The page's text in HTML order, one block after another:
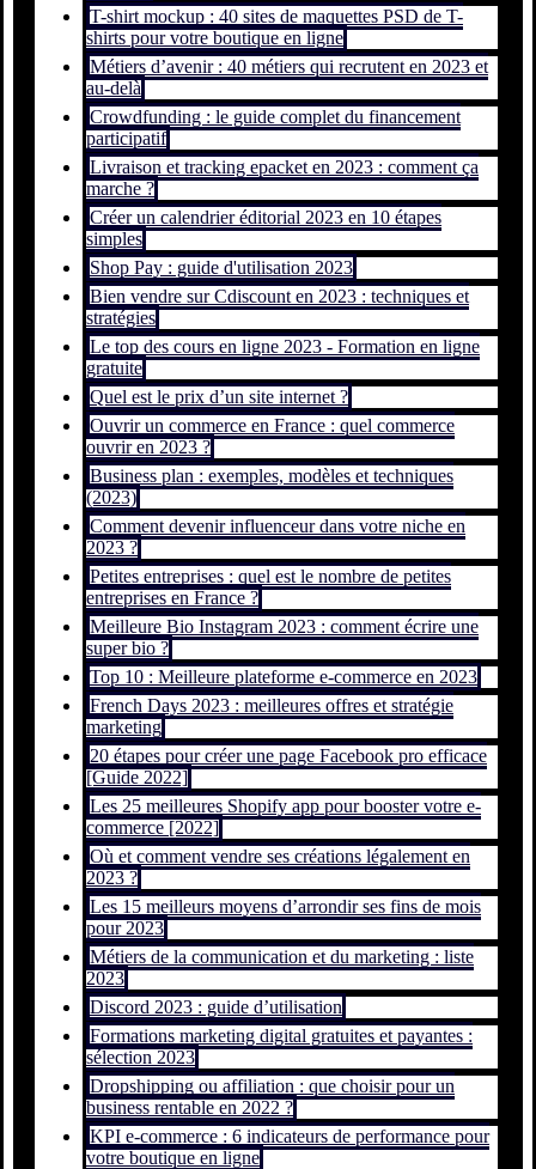
T-shirt mockup : 40 sites de maquettes PSD de T-
shirts pour votre boutique en ligne
Métiers d’avenir : 40 métiers qui recrutent en 2023 et
au-delà
Crowdfunding : le guide complet du financement
participatif
Livraison et tracking epacket en 2023 : comment ça
marche ?
Créer un calendrier éditorial 2023 en 10 étapes
simples
Shop Pay : guide d'utilisation 2023
Bien vendre sur Cdiscount en 2023 : techniques et
stratégies
Le top des cours en ligne 2023 - Formation en ligne
gratuite
Quel est le prix d’un site internet ?
Ouvrir un commerce en France : quel commerce
ouvrir en 2023 ?
Business plan : exemples, modèles et techniques
(2023)
Comment devenir influenceur dans votre niche en
2023 ?
Petites entreprises : quel est le nombre de petites
entreprises en France ?
Meilleure Bio Instagram 2023 : comment écrire une
super bio ?
Top 10 : Meilleure plateforme e-commerce en 2023
French Days 2023 : meilleures offres et stratégie
marketing
20 étapes pour créer une page Facebook pro efficace
[Guide 2022]
Les 25 meilleures Shopify app pour booster votre e-
commerce [2022]
Où et comment vendre ses créations légalement en
2023 ?
Les 15 meilleurs moyens d’arrondir ses fins de mois
pour 2023
Métiers de la communication et du marketing : liste
2023
Discord 2023 : guide d’utilisation
Formations marketing digital gratuites et payantes :
sélection 2023
Dropshipping ou affiliation : que choisir pour un
business rentable en 2022 ?
KPI e-commerce : 6 indicateurs de performance pour
votre boutique en ligne